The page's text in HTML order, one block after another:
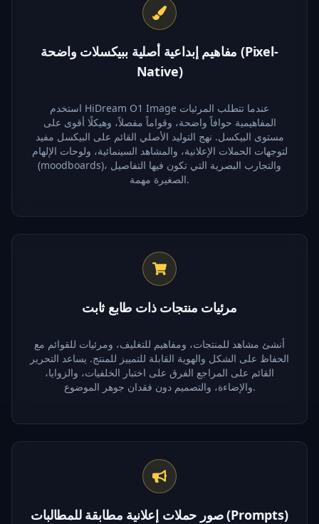
مفاهيم إبداعية أصلية ببيكسلات واضحة (Pixel-
Native)
استخدم HiDream O1 Image عندما تتطلب المرئيات
المفاهيمية حوافاً واضحة، وقواماً مفصلاً، وهيكلًا أقوى على
مستوى البيكسل. نهج التوليد الأصلي القائم على البيكسل مفيد
لتوجهات الحملات الإعلانية، والمشاهد السينمائية، ولوحات الإلهام
(moodboards)، والتجارب البصرية التي تكون فيها التفاصيل
الصغيرة مهمة.
مرئيات منتجات ذات طابع ثابت
أنشئ مشاهد للمنتجات، ومفاهيم للتغليف، ومرئيات للقوائم مع
الحفاظ على الشكل والهوية القابلة للتمييز للمنتج. يساعد التحرير
القائم على المراجع الفرق على اختبار الخلفيات، والزوايا،
والإضاءة، والتصميم دون فقدان جوهر الموضوع.
صور حملات إعلانية مطابقة للمطالبات (Prompts)